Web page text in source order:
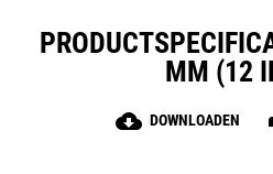
MM (12
cloud_download DOWNLOADEN